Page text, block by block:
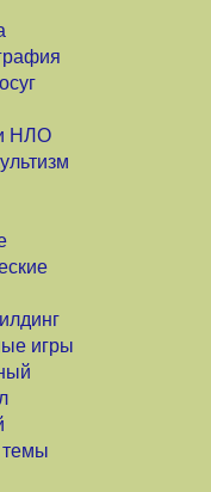
НЛО
игры
темы